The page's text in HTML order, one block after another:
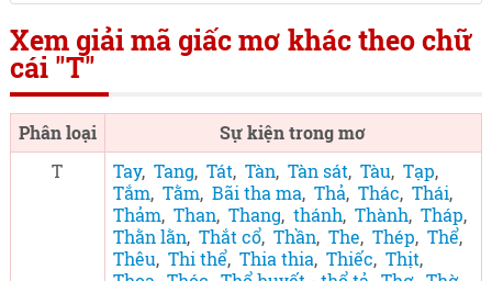
Xem giải mã giấc mơ khác theo chữ
cái "T"
Phân loại
Sự kiện trong mơ
T
Tay, Tang, Tát, Tàn, Tàn sát, Tàu, Tạp,
Tắm, Tằm, Bãi tha ma, Thả, Thác, Thái,
Thảm, Than, Thang, thánh, Thành, Tháp,
Thằn lằn, Thắt cổ, Thần, The, Thép, Thể,
Thêu, Thi thể, Thia thia, Thiếc, Thịt,